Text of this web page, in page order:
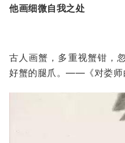
他画细微自我之处
古人画蟹，多重视蟹钳，
好蟹的腿爪。——《对娄师